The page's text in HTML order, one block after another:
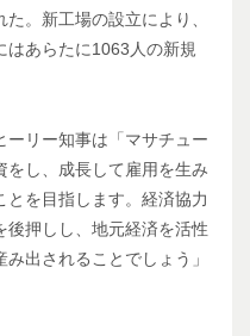
。新工場の設立により、
はあらたに1063人の新規
ーリー知事は「マサチュー
をし、成長して雇用を生み
を目指します。経済協力
後押しし、地元経済を活性
出されることでしょう」